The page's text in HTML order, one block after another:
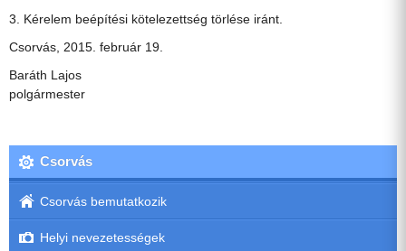
3. Kérelem beépítési kötelezettség törlése iránt.
Csorvás, 2015. február 19.
Baráth Lajos
polgármester
Csorvás
Csorvás bemutatkozik
Helyi nevezetességek